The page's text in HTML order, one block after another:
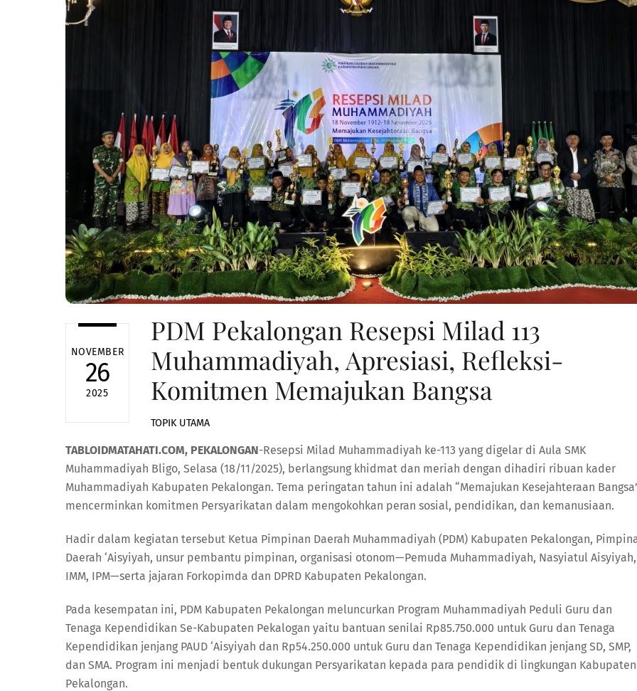
NOVEMBER
26
2025
PDM Pekalongan Resepsi Milad 113
Muhammadiyah, Apresiasi, Refleksi-
Komitmen Memajukan Bangsa
TOPIK UTAMA
TABLOIDMATAHATI.COM, PEKALONGAN-Resepsi Milad Muhammadiyah ke-113 yang digelar di Aula SMK
Muhammadiyah Bligo, Selasa (18/11/2025), berlangsung khidmat dan meriah dengan dihadiri ribuan kader
Muhammadiyah Kabupaten Pekalongan. Tema peringatan tahun ini adalah “Memajukan Kesejahteraan
mencerminkan komitmen Persyarikatan dalam mengokohkan peran sosial, pendidikan, dan kemanusiaan.
Hadir dalam kegiatan tersebut Ketua Pimpinan Daerah Muhammadiyah (PDM) Kabupaten Pekalongan,
Daerah ‘Aisyiyah, unsur pembantu pimpinan, organisasi otonom—Pemuda Muhammadiyah, Nasyiatul Aisyiyah,
IMM, IPM—serta jajaran Forkopimda dan DPRD Kabupaten Pekalongan.
Pada kesempatan ini, PDM Kabupaten Pekalongan meluncurkan Program Muhammadiyah Peduli Guru dan
Tenaga Kependidikan Se-Kabupaten Pekalogan yaitu bantuan senilai Rp85.750.000 untuk Guru dan Tenaga
Kependidikan jenjang PAUD ‘Aisyiyah dan Rp54.250.000 untuk Guru dan Tenaga Kependidikan jenjang SD, SMP,
dan SMA. Program ini menjadi bentuk dukungan Persyarikatan kepada para pendidik di lingkungan Kabupaten
Pekalongan.